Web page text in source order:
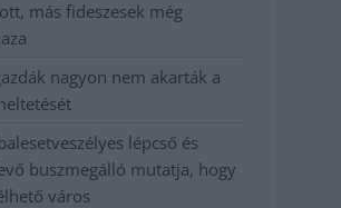
más fideszesek még
nagyon nem akarták a
lépcső és
buszmegálló mutatja, hogy
város